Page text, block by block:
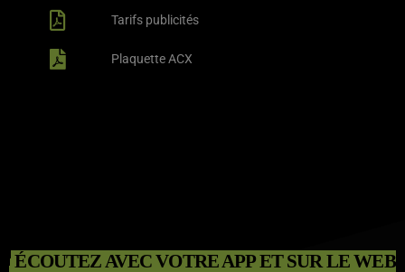
Tarifs publicités
Plaquette ACX
ÉCOUTEZ AVEC VOTRE APP ET SUR LE WEB